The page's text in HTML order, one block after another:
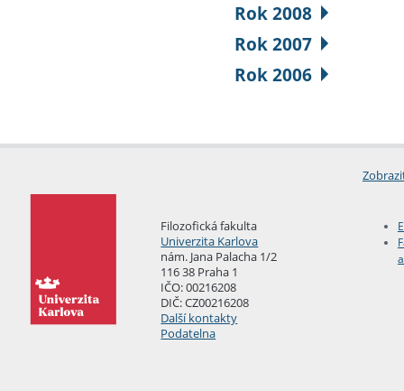
Rok 2008
Rok 2007
Rok 2006
Filozofická fakulta
Univerzita Karlova
nám. Jana Palacha 1/2
116 38 Praha 1
IČO: 00216208
DIČ: CZ00216208
Další kontakty
Podatelna